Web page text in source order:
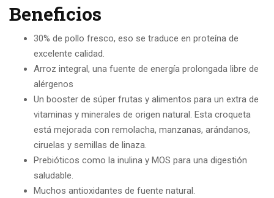
Beneficios
30% de pollo fresco, eso se traduce en proteína de
excelente calidad.
Arroz integral, una fuente de energía prolongada libre de
alérgenos
Un booster de súper frutas y alimentos para un extra de
vitaminas y minerales de origen natural. Esta croqueta
está mejorada con remolacha, manzanas, arándanos,
ciruelas y semillas de linaza.
Prebióticos como la inulina y MOS para una digestión
saludable.
Muchos antioxidantes de fuente natural.